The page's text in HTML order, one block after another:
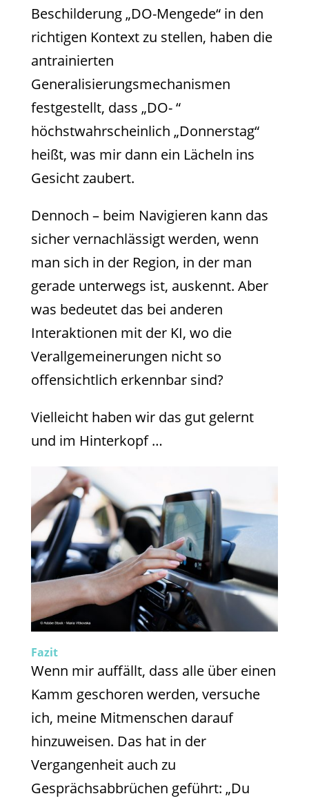
Beschilderung „DO-Mengede“ in den
richtigen Kontext zu stellen, haben die
antrainierten
Generalisierungsmechanismen
festgestellt, dass „DO- “
höchstwahrscheinlich „Donnerstag“
heißt, was mir dann ein Lächeln ins
Gesicht zaubert.
Dennoch – beim Navigieren kann das
sicher vernachlässigt werden, wenn
man sich in der Region, in der man
gerade unterwegs ist, auskennt. Aber
was bedeutet das bei anderen
Interaktionen mit der KI, wo die
Verallgemeinerungen nicht so
offensichtlich erkennbar sind?
Vielleicht haben wir das gut gelernt
und im Hinterkopf …
Fazit
Wenn mir auffällt, dass alle über einen
Kamm geschoren werden, versuche
ich, meine Mitmenschen darauf
hinzuweisen. Das hat in der
Vergangenheit auch zu
Gesprächsabbrüchen geführt: „Du